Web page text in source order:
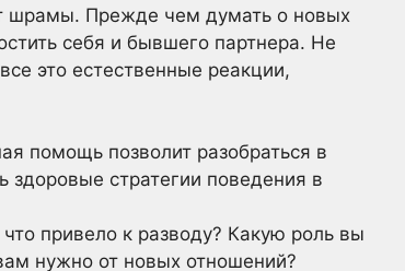
шрамы. Прежде чем думать о новых
себя и бывшего партнера. Не
это естественные реакции,
помощь позволит разобраться в
здоровые стратегии поведения в
привело к разводу? Какую роль вы
нужно от новых отношений?